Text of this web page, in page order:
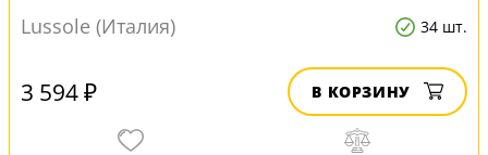
Lussole (Италия)
34 шт.
3 594 ₽ В КОРЗИНУ